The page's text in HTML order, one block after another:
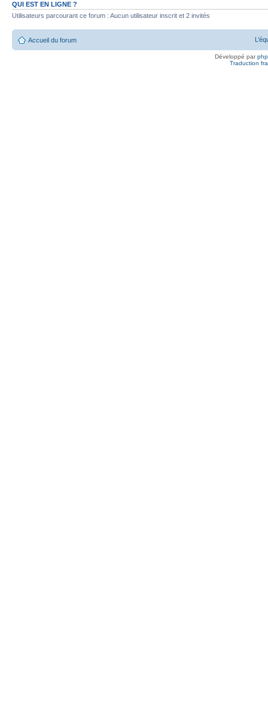
QUI EST EN LIGNE ?
Utilisateurs parcourant ce forum : Aucun utilisateur inscrit et 2 invités
Accueil du forum
Développé par
Traduction